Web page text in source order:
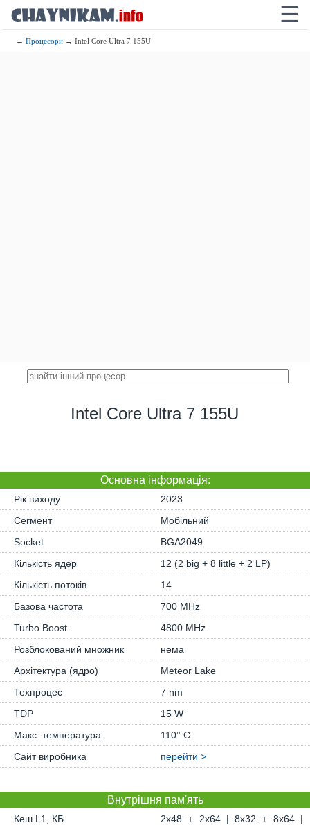
☰
→Процесори → Intel Core Ultra 7 155U
Intel Core Ultra 7 155U
Основна iнформація:
Рік виходу
2023
Сегмент
Мобільний
Socket
BGA2049
Кількість ядер
12 (2 big + 8 little + 2 LP)
Кількість потоків
14
Базова частота
700 MHz
Turbo Boost
4800 MHz
Розблокований множник
нема
Архітектура (ядро)
Meteor Lake
Техпроцес
7 nm
TDP
15 W
Макс. температура
110° C
Сайт виробника
перейти >
Внутрішня пам'ять
Кеш L1, КБ
2x48 + 2x64 | 8x32 + 8x64 |